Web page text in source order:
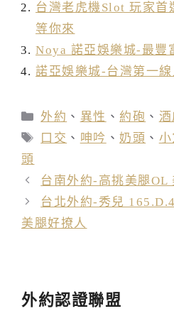
台灣老虎機Slot 玩家首
等你來
Noya 諾亞娛樂城-最豐
諾亞娛樂城-台灣第一
分
類
外約 、 異性 、 約砲 、 酒
標
口交 、 呻吟 、奶頭 、 小
頭
台南外約-高挑美腿OL
台北外約-秀兒
美腿好撩人
外約認證聯盟